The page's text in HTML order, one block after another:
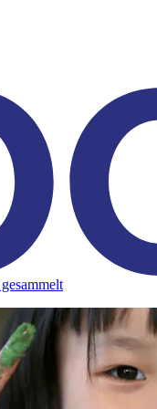
Vereine Euer Beitrag